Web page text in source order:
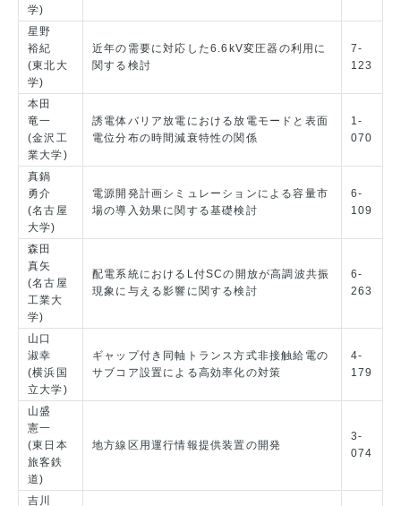
学)
星野
裕紀
(東北大
学)
近年の需要に対応した6.6kV変圧器の利用に
関する検討
7-
123
本田
竜一
(金沢工
業大学)
誘電体バリア放電における放電モードと表面
電位分布の時間減衰特性の関係
1-
070
真鍋
勇介
(名古屋
大学)
電源開発計画シミュレーションによる容量市
場の導入効果に関する基礎検討
6-
109
森田
真矢
(名古屋
工業大
学)
配電系統におけるL付SCの開放が高調波共振
現象に与える影響に関する検討
6-
263
山口
淑幸
(横浜国
立大学)
ギャップ付き同軸トランス方式非接触給電の
サブコア設置による高効率化の対策
4-
179
山盛
憲一
(東日本
旅客鉄
道)
地方線区用運行情報提供装置の開発
3-
074
吉川